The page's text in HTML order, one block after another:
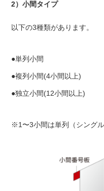
2）小間タイプ
以下の3種類があります。
●単列小間
●複列小間(4小間以上)
●独立小間(12小間以上)
※1〜3小間は単列（シングル